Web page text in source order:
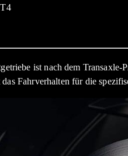
ist nach dem
Fahrverhalten für die